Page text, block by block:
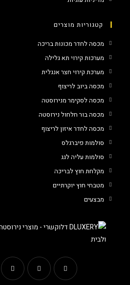
קטגוריות מוצרים
מכסה לחדר מכונות בריכה
מערכות קירוי תא גלילה
מערכת קירוי חצר אנגלית
מכסה ביוב לריצוף
מכסה לסקימר מנירוסטה
מכסה בור חלחול נירוסטה
מכסה לחדר איזון לריצוף
סולמות פיברגלס
סולמות עליה לגג
מקלחת חוץ לבריכה
מטבחי חוץ יוקרתיים
מבצעים